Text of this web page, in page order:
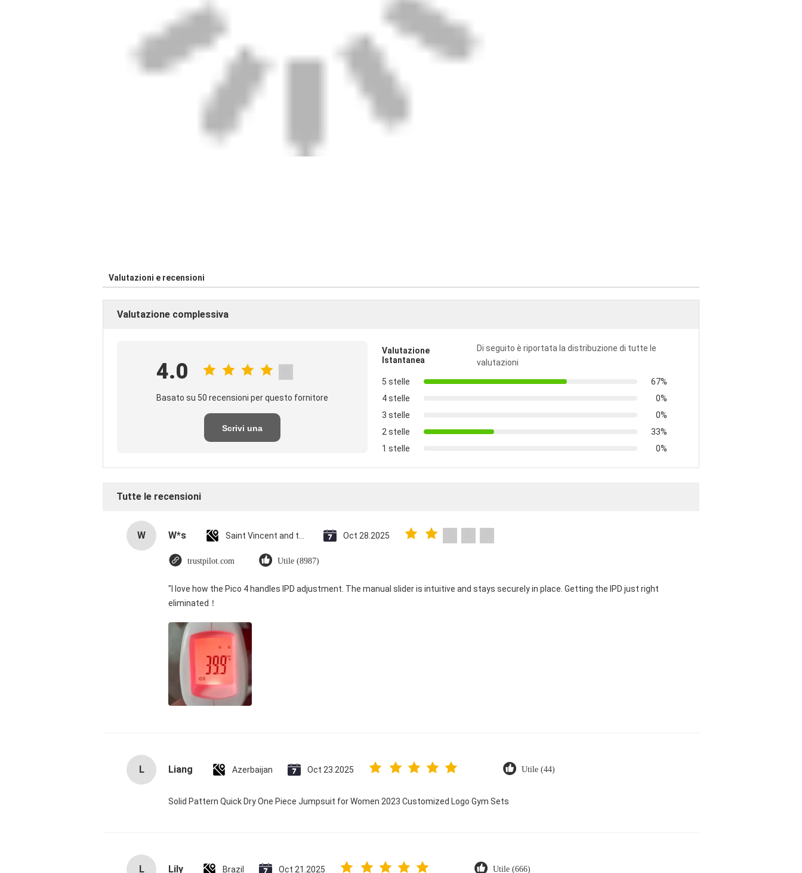
Valutazioni e recensioni
Valutazione complessiva
4.0
Basato su 50 recensioni per questo fornitore
Scrivi una
Valutazione
Istantanea
Di seguito è riportata la distribuzione di tutte le
valutazioni
5 stelle
67%
4 stelle
0%
3 stelle
0%
2 stelle
33%
1 stelle
0%
Tutte le recensioni
W W*s Oct 28.2025
trustpilot.com Utile (8987)
"I love how the Pico 4 handles IPD adjustment. The manual slider is intuitive and stays securely in place. Getting the IPD just right
eliminated！
L Liang Azerbaijan Oct 23.2025 Utile (44)
Solid Pattern Quick Dry One Piece Jumpsuit for Women 2023 Customized Logo Gym Sets
L Lily Brazil Oct 21.2025 Utile (666)